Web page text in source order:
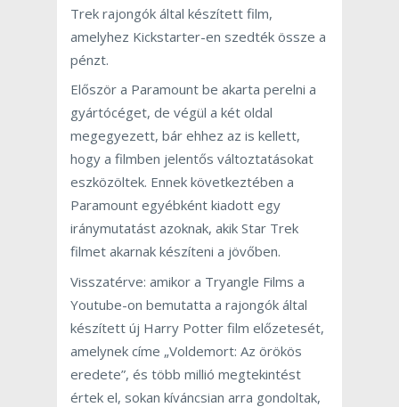
Trek rajongók által készített film,
amelyhez Kickstarter-en szedték össze a
pénzt.
Először a Paramount be akarta perelni a
gyártócéget, de végül a két oldal
megegyezett, bár ehhez az is kellett,
hogy a filmben jelentős változtatásokat
eszközöltek. Ennek következtében a
Paramount egyébként kiadott egy
iránymutatást azoknak, akik Star Trek
filmet akarnak készíteni a jövőben.
Visszatérve: amikor a Tryangle Films a
Youtube-on bemutatta a rajongók által
készített új Harry Potter film előzetesét,
amelynek címe „Voldemort: Az örökös
eredete”, és több millió megtekintést
értek el, sokan kíváncsian arra gondoltak,